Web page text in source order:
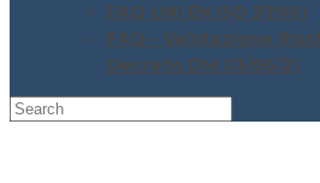
FAQ UNI EN ISO 37001
FAQ – Valutazione
Decreto DM 03/06/21